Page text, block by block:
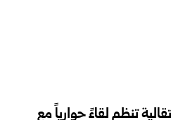
تنظم لقاءً حوارياً مع